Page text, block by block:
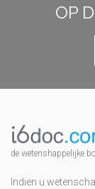
OP
de wetenshappelijke
Indien u